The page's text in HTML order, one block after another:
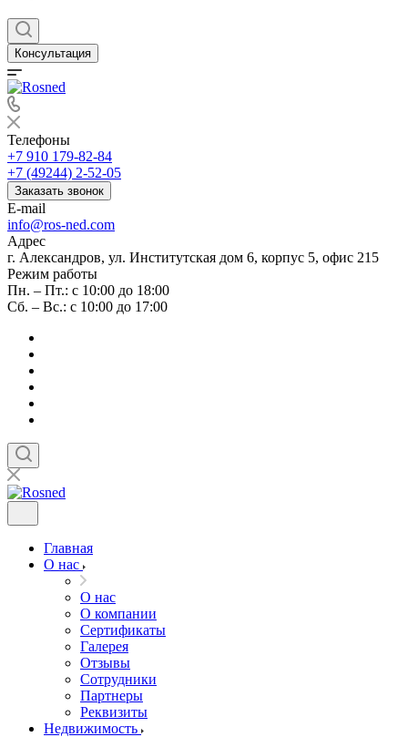
Консультация
Телефоны
+7 910 179-82-84
+7 (49244) 2-52-05
Заказать звонок
E-mail
info@ros-ned.com
Адрес
г. Александров, ул. Институтская дом 6, корпус 5, офис 215
Режим работы
Пн. – Пт.: с 10:00 до 18:00
Сб. – Вс.: с 10:00 до 17:00
Главная
О нас
О нас
О компании
Сертификаты
Галерея
Отзывы
Сотрудники
Партнеры
Реквизиты
Недвижимость